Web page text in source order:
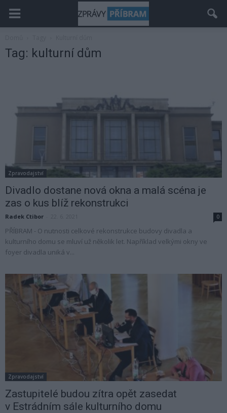
Tag: kulturní dům
Zpravodajství
Divadlo dostane nová okna a malá scéna je
zas o kus blíž rekonstrukci
Radek Ctibor 0
PŘÍBRAM - O nutnosti celkové rekonstrukce budovy divadla a
kulturního domu se mluví už několik let. Například velkými okny ve
foyer divadla uniká v...
Zpravodajství
Zastupitelé budou zítra opět zasedat
v Estrádním sále kulturního domu